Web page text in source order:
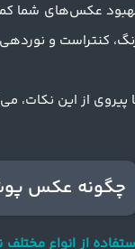
عکس‌های شما
کنتراست و
پیروی از این نکات،
از انواع مختلف
چگونه عکس